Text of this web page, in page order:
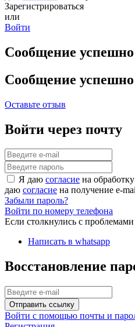
Зарегистрироваться
или
Войти
Сообщение успешно
Сообщение успешно
Оставьте отзыв
Войти через почту
Я даю согласие на
даю согласие на получение e-
Забыли пароль?
Войти по номеру телефона
Если столкнулись с
Написать в whatsapp
Восстановление
Отправить ссылку
Войти с помощью почты и